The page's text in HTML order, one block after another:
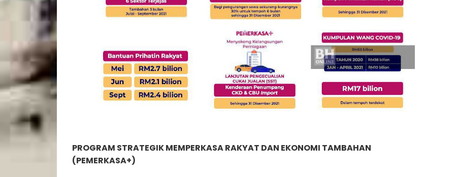
PROGRAM STRATEGIK MEMPERKASA RAKYAT DAN EKONOMI TAMBAHAN
(PEMERKASA+)